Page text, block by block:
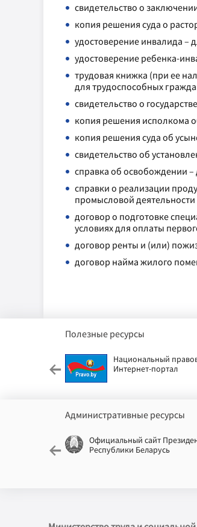
свидетельство о
копия решения суда о
удостоверение инвалида –
удостоверение ребенка-
трудовая книжка (при ее
для трудоспособных
свидетельство о
копия решения исполкома
копия решения суда об
свидетельство об
справка об освобождении
справки о реализации
промысловой
договор о подготовке
условиях для оплаты
договор ренты и (или)
договор найма жилого
Полезные ресурсы
Национальный
Интернет-портал
Административные ресурсы
Официальный сайт
Республики Беларусь